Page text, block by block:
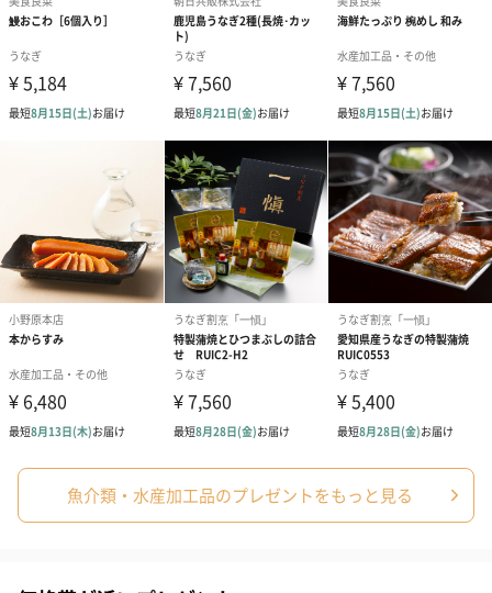
アレルゲン表
記
えび・小麦・いか・いくら・さけ・大豆
配送について
配送業者規定により、一部島しょ部等につきましては
配達希望日時に沿えない場合がございます。何卒ご了
商品オプション情報
紙袋（手提げ袋）
あり（165円）
魚介類・水産加工品のプレゼントをもっと見る